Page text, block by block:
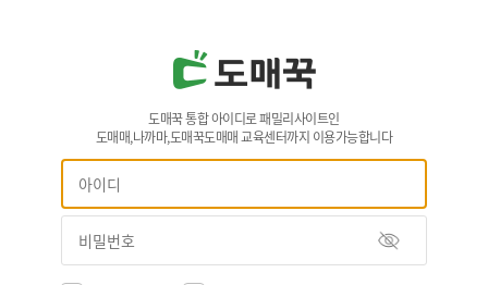
도매꾹 통합 아이디로 패밀리사이트인
도매매,나까마,도매꾹도매매 교육센터까지 이용가능합니다